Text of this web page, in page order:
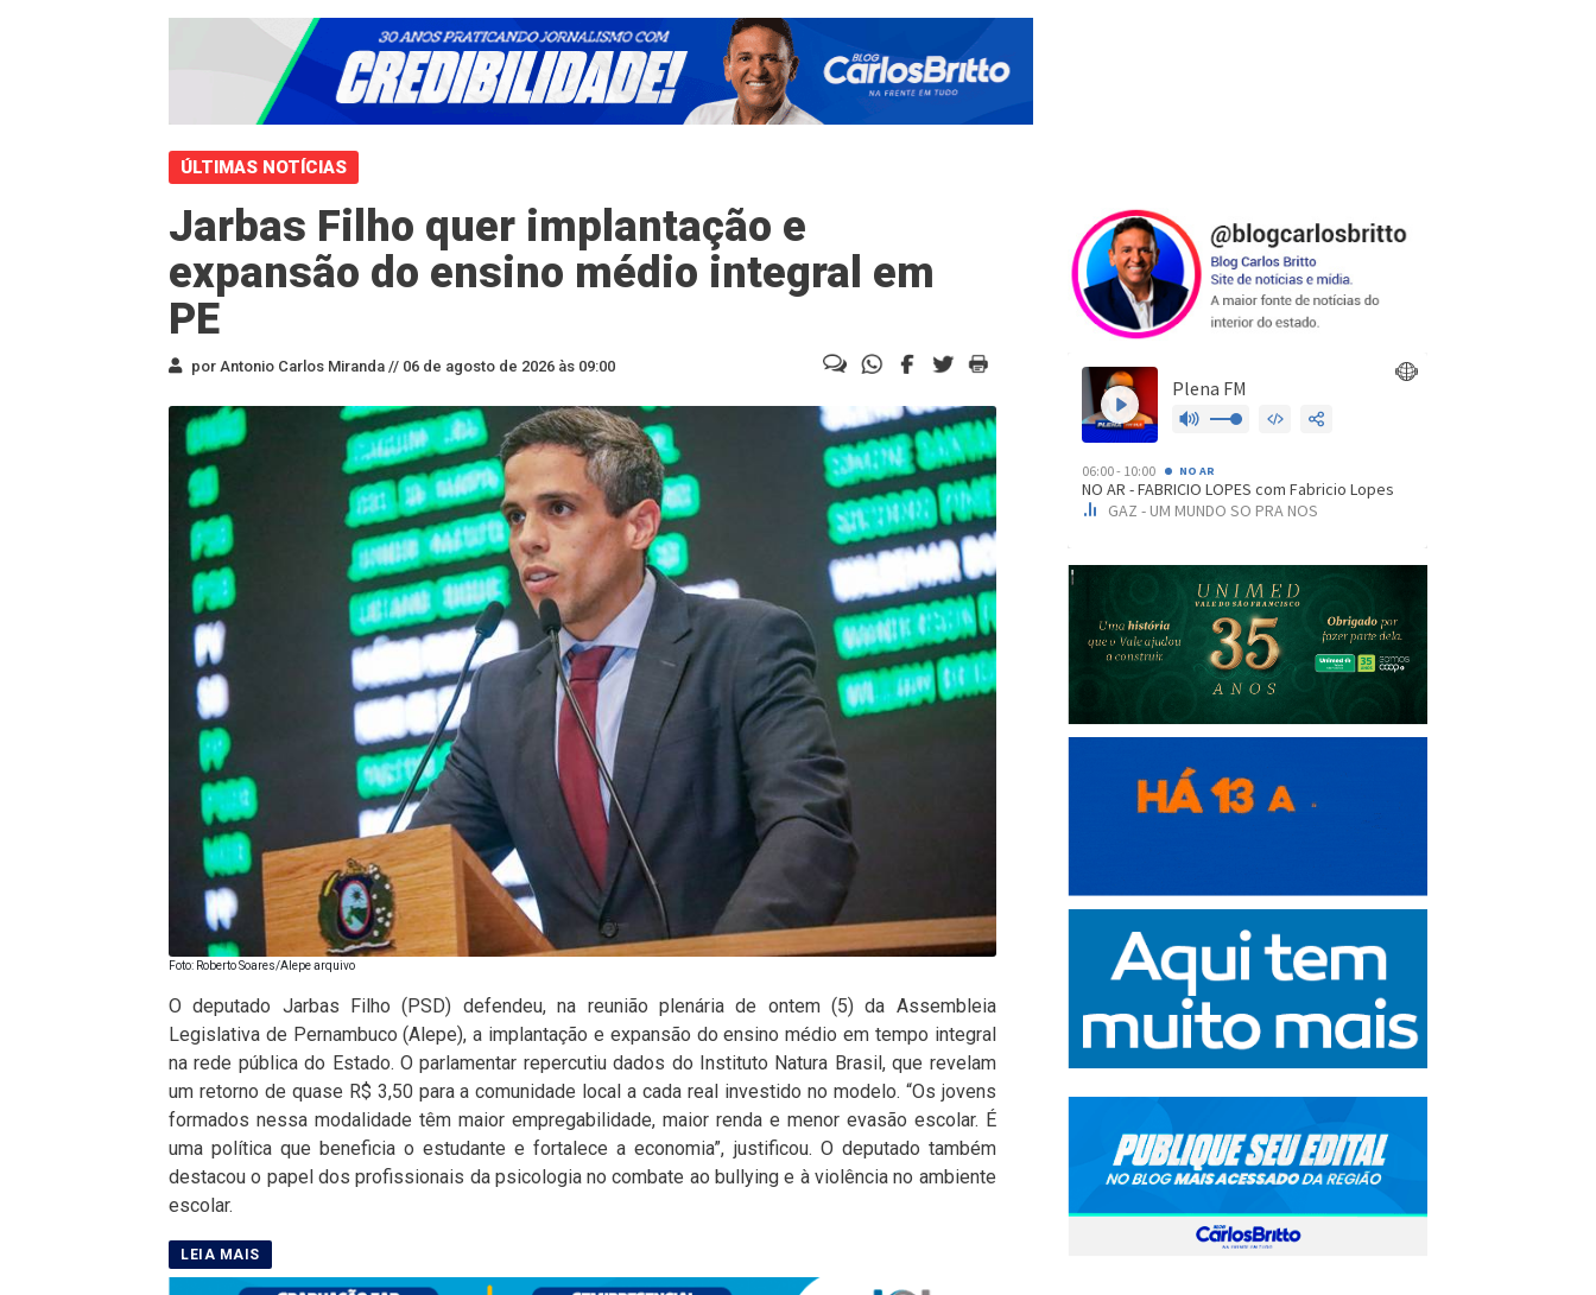
ÚLTIMAS NOTÍCIAS
Jarbas Filho quer implantação e
expansão do ensino médio integral em
PE
por Antonio Carlos Miranda // 06 de agosto de 2026 às 09:00
Foto: Roberto Soares/Alepe arquivo
O deputado Jarbas Filho (PSD) defendeu, na reunião plenária de ontem (5) da Assembleia
Legislativa de Pernambuco (Alepe), a implantação e expansão do ensino médio em tempo integral
na rede pública do Estado. O parlamentar repercutiu dados do Instituto Natura Brasil, que revelam
um retorno de quase R$ 3,50 para a comunidade local a cada real investido no modelo. “Os jovens
formados nessa modalidade têm maior empregabilidade, maior renda e menor evasão escolar. É
uma política que beneficia o estudante e fortalece a economia”, justificou. O deputado também
destacou o papel dos profissionais da psicologia no combate ao bullying e à violência no ambiente
escolar.